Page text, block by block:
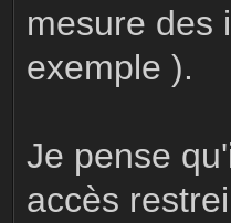
mesure des
exemple ).
Je pense
accès